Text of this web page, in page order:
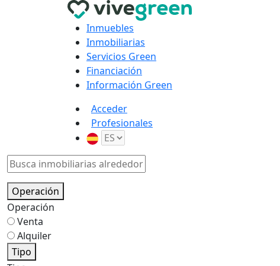
Inmuebles
Inmobiliarias
Servicios Green
Financiación
Información Green
Acceder
Profesionales
Operación
Operación
Venta
Alquiler
Tipo